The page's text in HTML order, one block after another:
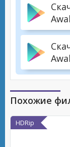
Похожие
HDRip